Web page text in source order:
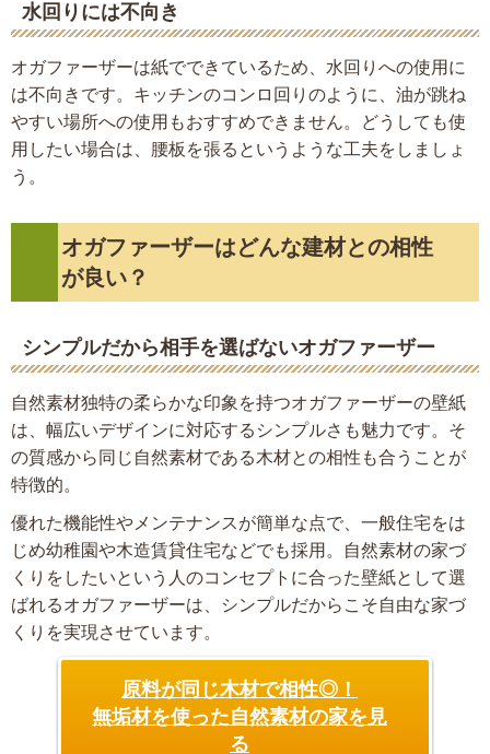
水回りには不向き
オガファーザーは紙でできているため、水回りへの使用に
は不向きです。キッチンのコンロ回りのように、油が跳ね
やすい場所への使用もおすすめできません。どうしても使
用したい場合は、腰板を張るというような工夫をしましょ
う。
オガファーザーはどんな建材との相性
が良い？
シンプルだから相手を選ばないオガファーザー
自然素材独特の柔らかな印象を持つオガファーザーの壁紙
は、幅広いデザインに対応するシンプルさも魅力です。そ
の質感から同じ自然素材である木材との相性も合うことが
特徴的。
優れた機能性やメンテナンスが簡単な点で、一般住宅をは
じめ幼稚園や木造賃貸住宅などでも採用。自然素材の家づ
くりをしたいという人のコンセプトに合った壁紙として選
ばれるオガファーザーは、シンプルだからこそ自由な家づ
くりを実現させています。
原料が同じ木材で相性◎！
無垢材を使った自然素材の家を見
る